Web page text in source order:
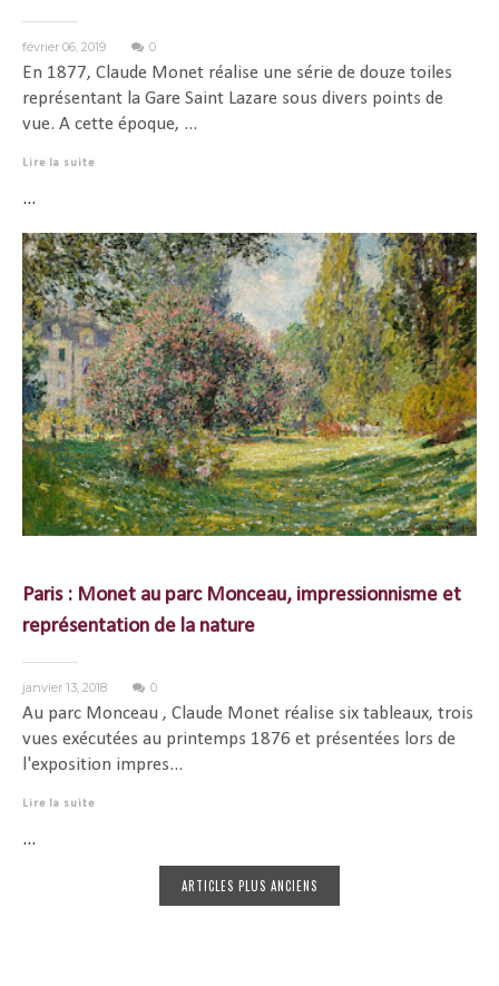
février 06, 2019 0
En 1877, Claude Monet réalise une série de douze toiles
représentant la Gare Saint Lazare sous divers points de
vue. A cette époque, ...
Lire la suite
...
Paris : Monet au parc Monceau, impressionnisme et
représentation de la nature
janvier 13, 2018 0
Au parc Monceau , Claude Monet réalise six tableaux, trois
vues exécutées au printemps 1876 et présentées lors de
l'exposition impres...
Lire la suite
...
ARTICLES PLUS ANCIENS